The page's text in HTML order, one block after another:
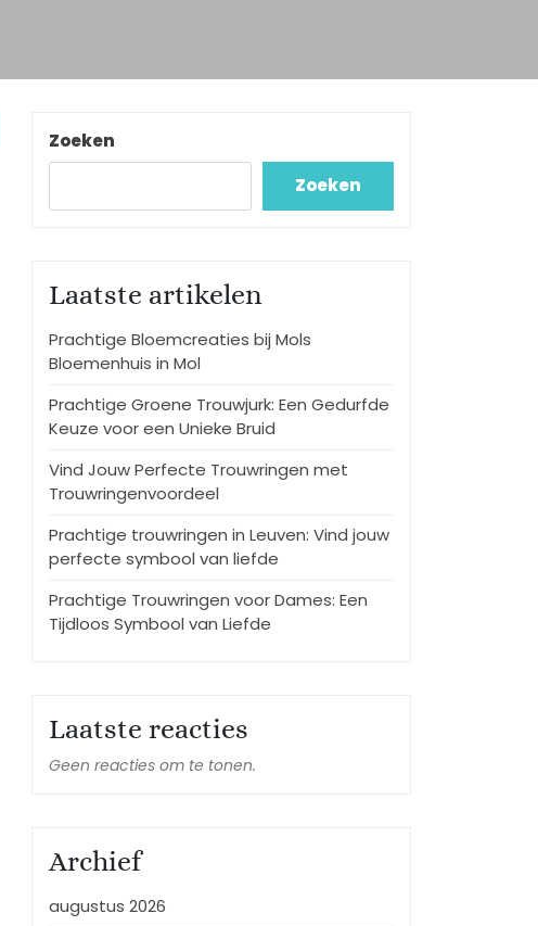
Zoeken
Zoeken
Laatste artikelen
Prachtige Bloemcreaties bij Mols
Bloemenhuis in Mol
Prachtige Groene Trouwjurk: Een Gedurfde
Keuze voor een Unieke Bruid
Vind Jouw Perfecte Trouwringen met
Trouwringenvoordeel
Prachtige trouwringen in Leuven: Vind jouw
perfecte symbool van liefde
Prachtige Trouwringen voor Dames: Een
Tijdloos Symbool van Liefde
Laatste reacties
Geen reacties om te tonen.
Archief
augustus 2026